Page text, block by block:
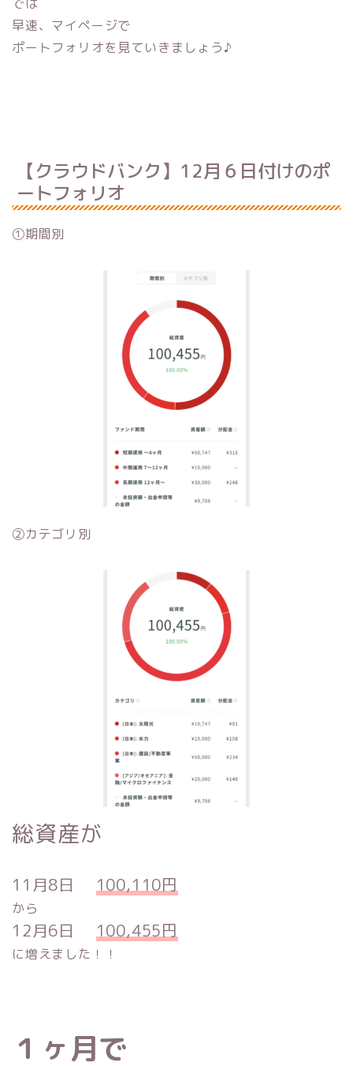
早速、マイページで
ポートフォリオを見ていきましょう♪
【クラウドバンク】12月６日付けのポ
ートフォリオ
①期間別
②カテゴリ別
総資産が
11月8日 100,110円
から
12月6日 100,455円
に増えました！！
１ヶ月で